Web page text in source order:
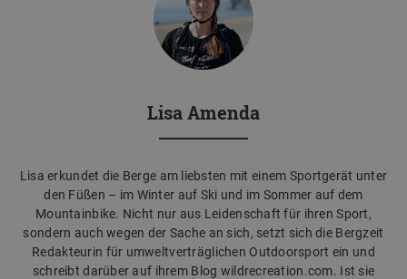
Lisa Amenda
Lisa erkundet die Berge am liebsten mit einem Sportgerät unter
den Füßen – im Winter auf Ski und im Sommer auf dem
Mountainbike. Nicht nur aus Leidenschaft für ihren Sport,
sondern auch wegen der Sache an sich, setzt sich die Bergzeit
Redakteurin für umweltverträglichen Outdoorsport ein und
schreibt darüber auf ihrem Blog wildrecreation.com. Ist sie